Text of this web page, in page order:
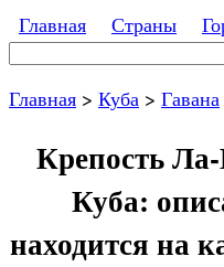
Перейти к основному
Главная Страны
Форма поиска
Поиск
Главная > Куба > Гавана
Крепость
Куба:
находится на